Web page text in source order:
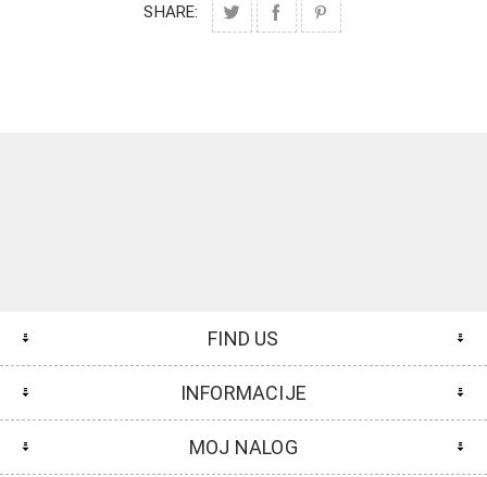
SHARE:
FIND US
INFORMACIJE
MOJ NALOG